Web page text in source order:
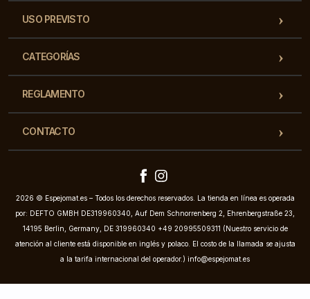
USO PREVISTO
CATEGORÍAS
REGLAMENTO
CONTACTO
2026 © Espejomat.es – Todos los derechos reservados. La tienda en línea es operada
por: DEFTO GMBH DE319960340, Auf Dem Schnorrenberg 2, Ehrenbergstraße 23,
14195 Berlin, Germany, DE 319960340 +49 20995509311 (Nuestro servicio de
atención al cliente está disponible en inglés y polaco. El costo de la llamada se ajusta
a la tarifa internacional del operador.) info@espejomat.es